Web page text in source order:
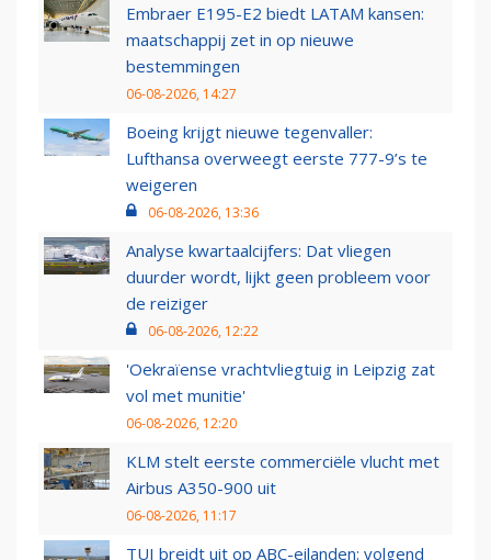
Embraer E195-E2 biedt LATAM kansen:
maatschappij zet in op nieuwe
bestemmingen
06-08-2026, 14:27
Boeing krijgt nieuwe tegenvaller:
Lufthansa overweegt eerste 777-9’s te
weigeren
06-08-2026, 13:36
Analyse kwartaalcijfers: Dat vliegen
duurder wordt, lijkt geen probleem voor
de reiziger
06-08-2026, 12:22
'Oekraïense vrachtvliegtuig in Leipzig zat
vol met munitie'
06-08-2026, 12:20
KLM stelt eerste commerciële vlucht met
Airbus A350-900 uit
06-08-2026, 11:17
TUI breidt uit op ABC-eilanden: volgend